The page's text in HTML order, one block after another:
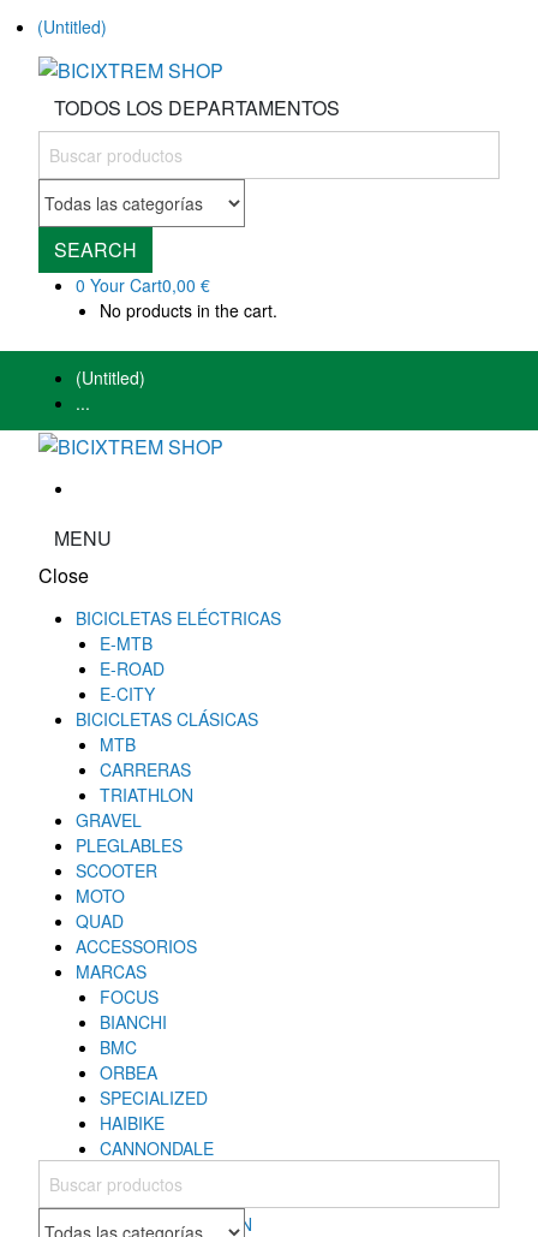
(Untitled)
TODOS LOS DEPARTAMENTOS
SEARCH
0 Your Cart0,00 €
No products in the cart.
(Untitled)
...
MENU
Close
BICICLETAS ELÉCTRICAS
E-MTB
E-ROAD
E-CITY
BICICLETAS CLÁSICAS
MTB
CARRERAS
TRIATHLON
GRAVEL
PLEGLABLES
SCOOTER
MOTO
QUAD
ACCESSORIOS
MARCAS
FOCUS
BIANCHI
BMC
ORBEA
SPECIALIZED
HAIBIKE
CANNONDALE
COLNAGO
MONDRAKER
ROCKY MOUNTAIN